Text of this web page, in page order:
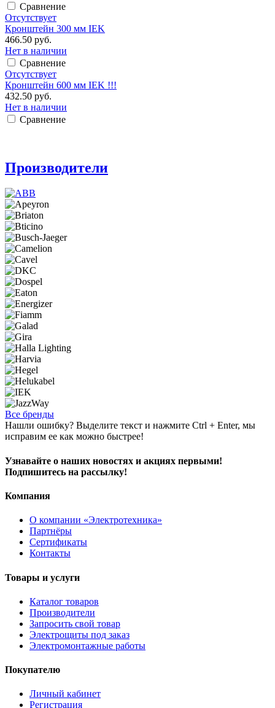
Сравнение
Отсутствует
Кронштейн 300 мм IEK
466.50 руб.
Нет в наличии
Сравнение
Отсутствует
Кронштейн 600 мм IEK !!!
432.50 руб.
Нет в наличии
Сравнение
Производители
Все бренды
Нашли ошибку? Выделите текст и нажмите Ctrl + Enter, мы
исправим ее как можно быстрее!
Узнавайте о наших новостях и акциях первыми!
Подпишитесь на рассылку!
Компания
О компании «Электротехника»
Партнёры
Сертификаты
Контакты
Товары и услуги
Каталог товаров
Производители
Запросить свой товар
Электрощиты под заказ
Электромонтажные работы
Покупателю
Личный кабинет
Регистрация